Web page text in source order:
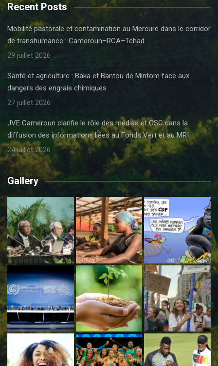
Recent Posts
Mobilité pastorale et contamination au Mercure dans le corridor
de transhumance : Cameroun–RCA–Tchad
29 juillet 2026
Santé et agriculture : Baka et Bantou de Mintom face aux
dangers des engrais chimiques
27 juillet 2026
JVE Cameroun clarifie le rôle des médias et OSC dans la
diffusion des informations liées au Fonds Vert et au MRI
24 juillet 2026
Gallery